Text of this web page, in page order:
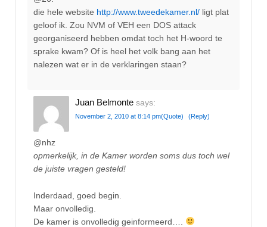
die hele website http://www.tweedekamer.nl/ ligt plat
geloof ik. Zou NVM of VEH een DOS attack
georganiseerd hebben omdat toch het H-woord te
sprake kwam? Of is heel het volk bang aan het
nalezen wat er in de verklaringen staan?
Juan Belmonte says:
November 2, 2010 at 8:14 pm(Quote) (Reply)
@nhz
opmerkelijk, in de Kamer worden soms dus toch wel
de juiste vragen gesteld!
Inderdaad, goed begin.
Maar onvolledig.
De kamer is onvolledig geinformeerd….